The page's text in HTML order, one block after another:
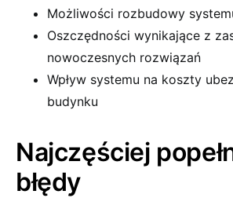
Możliwości rozbudowy
Oszczędności wynikające z
nowoczesnych rozwiązań
Wpływ systemu na koszty
budynku
Najczęściej
błędy